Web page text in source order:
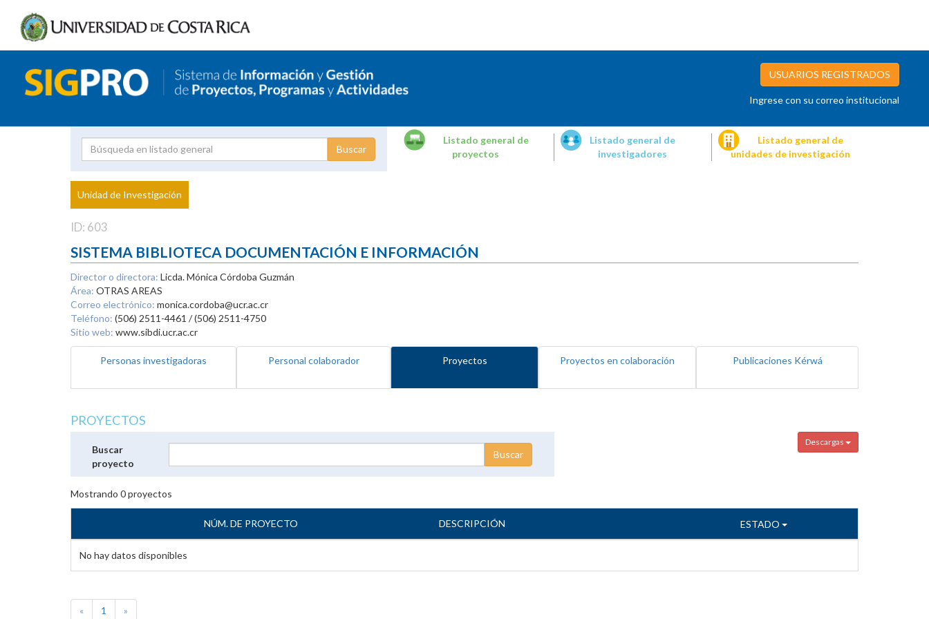
USUARIOS REGISTRADOS
Ingrese con su correo institucional
Proyecto
Investigador
Listado general de
proyectos
Listado general de
investigadores
Listado general de
unidades de investigación
Unidad de Investigación
ID: 603
SISTEMA BIBLIOTECA DOCUMENTACIÓN E INFORMACIÓN
Director o directora: Licda. Mónica Córdoba Guzmán
Área: OTRAS AREAS
Correo electrónico: monica.cordoba@ucr.ac.cr
Teléfono: (506) 2511-4461 / (506) 2511-4750
Sitio web: www.sibdi.ucr.ac.cr
Personas investigadoras Personal colaborador Proyectos Proyectos en colaboración Publicaciones Kérwá
PROYECTOS
Descargas
Buscar
proyecto
Mostrando 0proyectos
NÚM. DE PROYECTO DESCRIPCIÓN ESTADO
No hay datos disponibles
« 1 »